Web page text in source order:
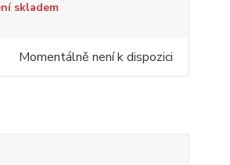
skladem
Momentálně není k dispozici